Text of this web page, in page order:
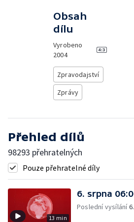
Obsah
dílu
Vyrobeno
2004
Zpravodajství
Zprávy
Přehled dílů
98293 přehratelných
Pouze přehratelné díly
13 min
6. srpna
Poslední vysílání